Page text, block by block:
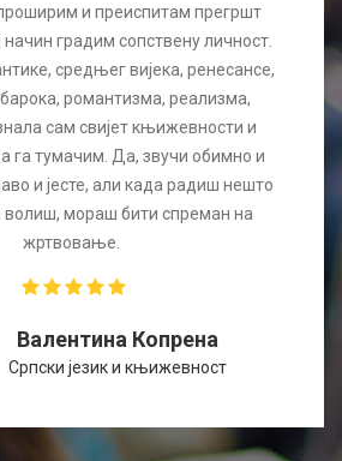
и преиспитам прегршт
начин градим сопствену личност.
средњег вијека, ренесансе,
романтизма, реализма,
сам свијет књижевности и
га тумачим. Да, звучи обимно и
и јесте, али када радиш нешто
волиш, мораш бити спреман на
жртвовање.
Валентина Копрена
Српски језик и књижевност